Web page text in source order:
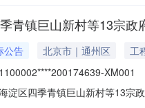
青镇巨山新村等13宗
公告 北京市｜通州区 工
1100002****200174639-XM001
淀区四季青镇巨山新村等13宗